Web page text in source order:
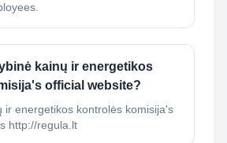
kainų ir energetikos
official website?
ir energetikos kontrolės komisija's
http://regula.lt